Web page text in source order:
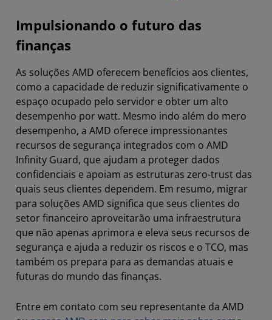
Impulsionando o futuro das
finanças
As soluções AMD oferecem benefícios aos clientes,
como a capacidade de reduzir significativamente o
espaço ocupado pelo servidor e obter um alto
desempenho por watt. Mesmo indo além do mero
desempenho, a AMD oferece impressionantes
recursos de segurança integrados com o AMD
Infinity Guard, que ajudam a proteger dados
confidenciais e apoiam as estruturas zero-trust das
quais seus clientes dependem. Em resumo, migrar
para soluções AMD significa que seus clientes do
setor financeiro aproveitarão uma infraestrutura
que não apenas aprimora e eleva seus recursos de
segurança e ajuda a reduzir os riscos e o TCO, mas
também os prepara para as demandas atuais e
futuras do mundo das finanças.
Entre em contato com seu representante da AMD